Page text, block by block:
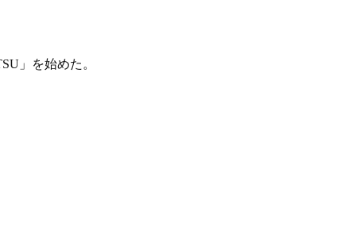
」を始めた。